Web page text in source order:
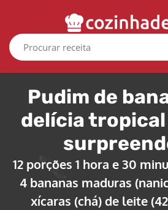
Pudim de
delícia
12 porções 1 hora e 30
4 bananas maduras
xícaras (chá) de leite